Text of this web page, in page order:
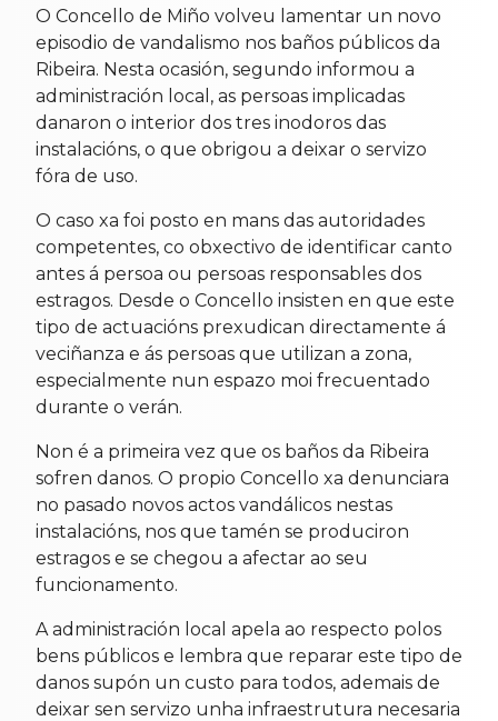
O Concello de Miño volveu lamentar un novo
episodio de vandalismo nos baños públicos da
Ribeira. Nesta ocasión, segundo informou a
administración local, as persoas implicadas
danaron o interior dos tres inodoros das
instalacións, o que obrigou a deixar o servizo
fóra de uso.
O caso xa foi posto en mans das autoridades
competentes, co obxectivo de identificar canto
antes á persoa ou persoas responsables dos
estragos. Desde o Concello insisten en que este
tipo de actuacións prexudican directamente á
veciñanza e ás persoas que utilizan a zona,
especialmente nun espazo moi frecuentado
durante o verán.
Non é a primeira vez que os baños da Ribeira
sofren danos. O propio Concello xa denunciara
no pasado novos actos vandálicos nestas
instalacións, nos que tamén se produciron
estragos e se chegou a afectar ao seu
funcionamento.
A administración local apela ao respecto polos
bens públicos e lembra que reparar este tipo de
danos supón un custo para todos, ademais de
deixar sen servizo unha infraestrutura necesaria